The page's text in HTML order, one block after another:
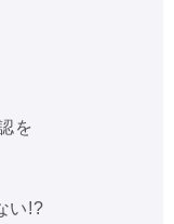
を
い!?